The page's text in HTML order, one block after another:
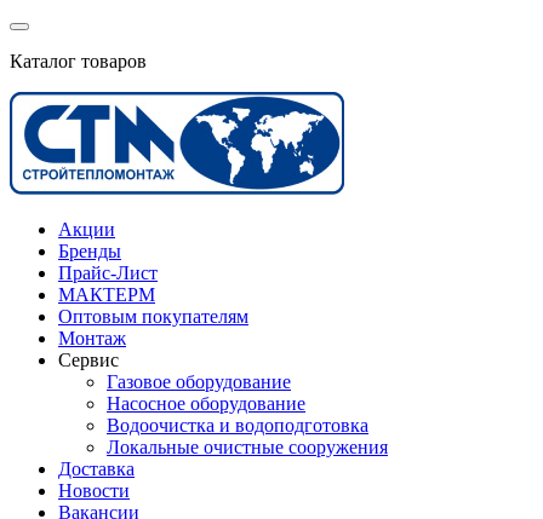
Каталог товаров
Акции
Бренды
Прайс-Лист
МАКТЕРМ
Оптовым покупателям
Монтаж
Сервис
Газовое оборудование
Насосное оборудование
Водоочистка и водоподготовка
Локальные очистные сооружения
Доставка
Новости
Вакансии